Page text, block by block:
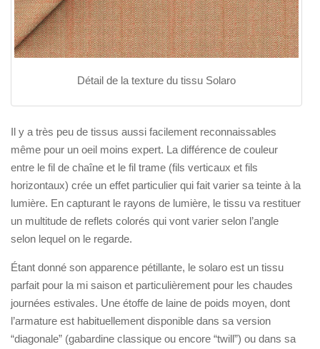
Détail de la texture du tissu Solaro
Il y a très peu de tissus aussi facilement reconnaissables
même pour un oeil moins expert. La différence de couleur
entre le fil de chaîne et le fil trame (fils verticaux et fils
horizontaux) crée un effet particulier qui fait varier sa teinte à la
lumière. En capturant le rayons de lumière, le tissu va restituer
un multitude de reflets colorés qui vont varier selon l’angle
selon lequel on le regarde.
Étant donné son apparence pétillante, le solaro est un tissu
parfait pour la mi saison et particulièrement pour les chaudes
journées estivales. Une étoffe de laine de poids moyen, dont
l’armature est habituellement disponible dans sa version
“diagonale” (gabardine classique ou encore “twill”) ou dans sa